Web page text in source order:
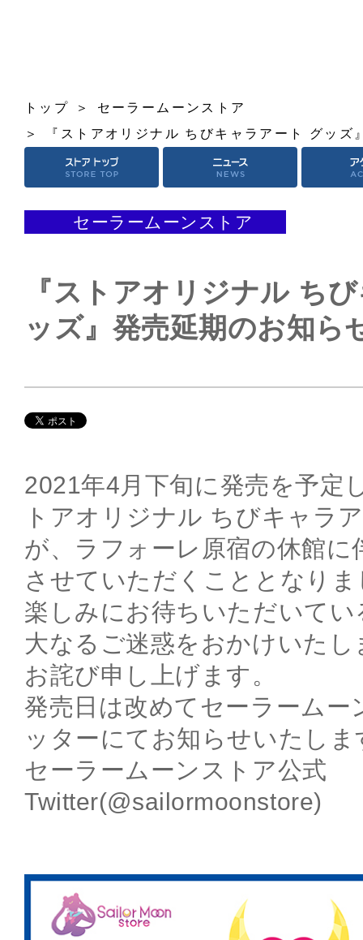
トップ
セーラームーンストア
『ストアオリジナル ちびキャラアート グッ
セーラームーンストア
『ストアオリジナル ち
ッズ』発売延期のお知ら
2021年4月下旬に発売を予定
トアオリジナル ちびキャラ
が、ラフォーレ原宿の休館に
させていただくこととなり
楽しみにお待ちいただいて
大なるご迷惑をおかけいた
お詫び申し上げます。
発売日は改めてセーラームー
ッターにてお知らせいたしま
セーラームーンストア公式
Twitter(@sailormoonstore)